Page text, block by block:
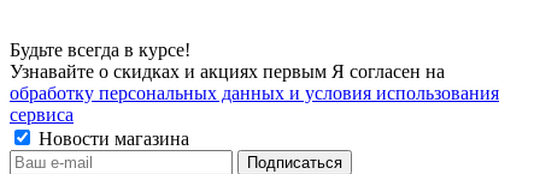
Будьте всегда в курсе!
Узнавайте о скидках и акциях первым Я согласен на
обработку персональных данных и условия использования
сервиса
Новости магазина